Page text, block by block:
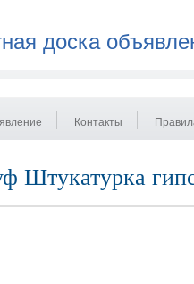
доска
Контакты
Штукатурка